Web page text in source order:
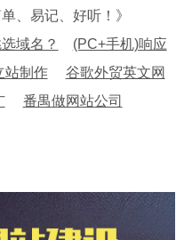
、易记、好听！》
域名？
(PC+手机)响应
站制作
谷歌外贸英文网
番禺做网站公司